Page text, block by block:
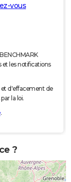
vous
et les notifications
d'effacement de
la loi.
.
?